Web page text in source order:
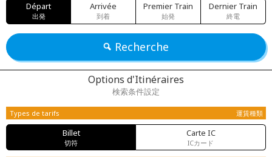
Départ
出発
Arrivée
到着
Premier Train
始発
Dernier Train
終電
Recherche
Options d'Itinéraires
検索条件設定
Types de tarifs 運賃種類
Billet
切符
Carte IC
ICカード